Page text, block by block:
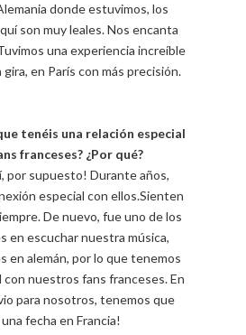
donde estuvimos, los
son muy leales. Nos encanta
una experiencia increíble
en París con más precisión.
tenéis una relación especial
franceses? ¿Por qué?
por supuesto! Durante años,
especial con ellos.Sienten
De nuevo, fue uno de los
en escuchar nuestra música,
en alemán, por lo que tenemos
con nuestros fans franceses. En
para nosotros, tenemos que
fecha en Francia!